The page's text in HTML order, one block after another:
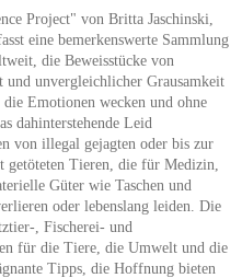
Project" von Britta Jaschinski,
eine bemerkenswerte Sammlung
die Beweisstücke von
und unvergleichlicher Grausamkeit
Emotionen wecken und ohne
dahinterstehende Leid
von illegal gejagten oder bis zur
Tieren, die für Medizin,
Güter wie Taschen und
oder lebenslang leiden. Die
, Fischerei- und
für die Tiere, die Umwelt und die
Tipps, die Hoffnung bieten